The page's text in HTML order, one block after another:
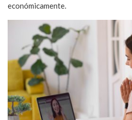
económicamente.